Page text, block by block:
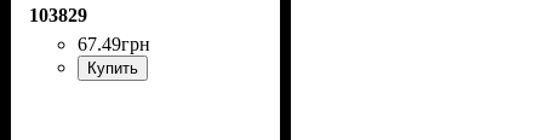
103829
67.49грн
Купить